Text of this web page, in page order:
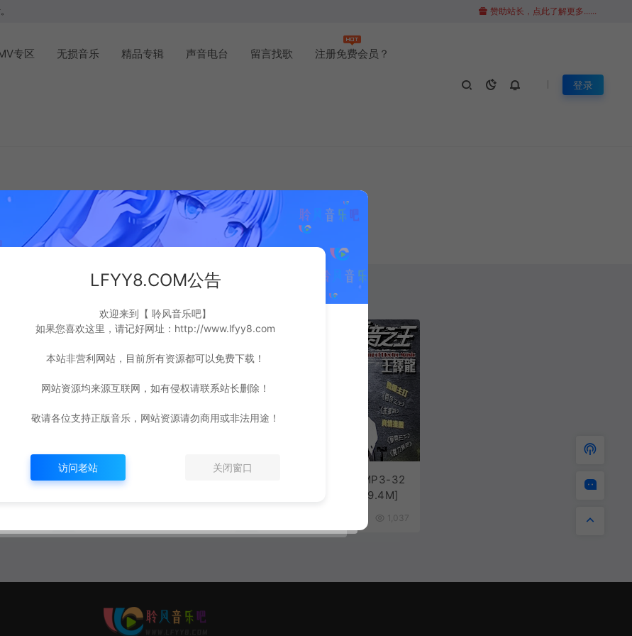
赞助站长，点此了解更多......
专区 无损音乐 精品专辑 声音电台 留言找歌 注册免费会员？
登录
32
王绎龙 – 龙电天下2019[MP
王绎龙 – 电音之王[MP3-32
0K/FLAC][9.44M/29.4M]
1,037
LFYY8.COM公告
欢迎来到【 聆风音乐吧】
如果您喜欢这里，请记好网址：http://www.lfyy8.com
本站非营利网站，目前所有资源都可以免费下载！
网站资源均来源互联网，如有侵权请联系站长删除！
敬请各位支持正版音乐，网站资源请勿商用或非法用途！
访问老站 关闭窗口